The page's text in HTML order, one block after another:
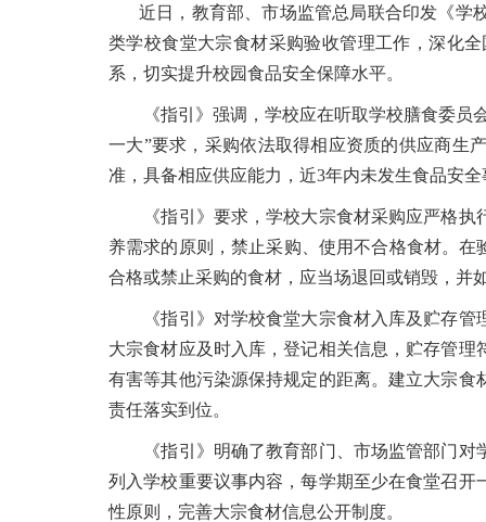
近日，教育部、市场监管总局联合印发《学
类学校食堂大宗食材采购验收管理工作，深化
系，切实提升校园食品安全保障水平。
《指引》强调，学校应在听取学校膳食委员会
一大”要求，采购依法取得相应资质的供应商生
准，具备相应供应能力，近3年内未发生食品安
《指引》要求，学校大宗食材采购应严格执
养需求的原则，禁止采购、使用不合格食材。
合格或禁止采购的食材，应当场退回或销毁，并
《指引》对学校食堂大宗食材入库及贮存管
大宗食材应及时入库，登记相关信息，贮存管
有害等其他污染源保持规定的距离。建立大宗
责任落实到位。
《指引》明确了教育部门、市场监管部门对
列入学校重要议事内容，每学期至少在食堂召
性原则，完善大宗食材信息公开制度。